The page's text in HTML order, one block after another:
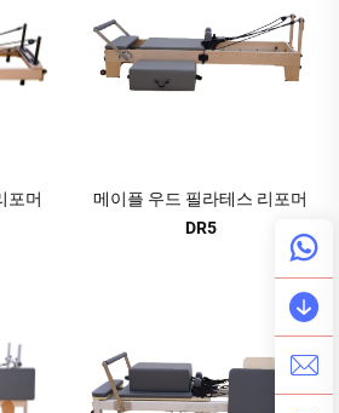
포머
메이플 우드 필라테스 리포머
DR5